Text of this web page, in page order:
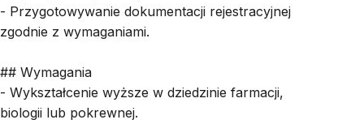
- Przygotowywanie dokumentacji rejestracyjnej
zgodnie z wymaganiami.
## Wymagania
- Wykształcenie wyższe w dziedzinie farmacji,
biologii lub pokrewnej.